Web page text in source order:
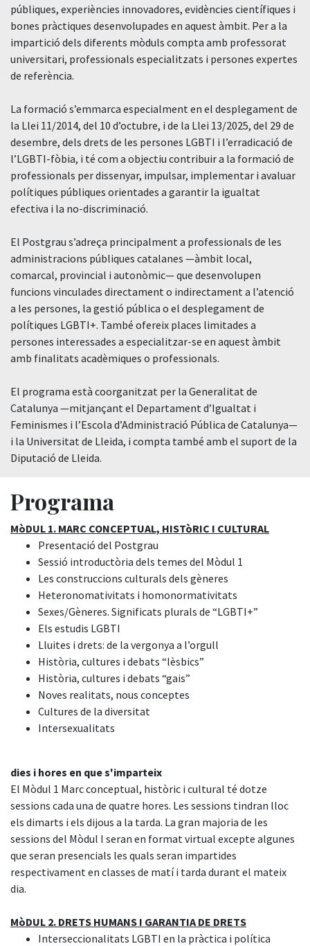
públiques, experiències innovadores, evidències científiques i
bones pràctiques desenvolupades en aquest àmbit. Per a la
impartició dels diferents mòduls compta amb professorat
universitari, professionals especialitzats i persones expertes
de referència.
La formació s’emmarca especialment en el desplegament de
la Llei 11/2014, del 10 d’octubre, i de la Llei 13/2025, del 29 de
desembre, dels drets de les persones LGBTI i l’erradicació de
l’LGBTI-fòbia, i té com a objectiu contribuir a la formació de
professionals per dissenyar, impulsar, implementar i avaluar
polítiques públiques orientades a garantir la igualtat
efectiva i la no-discriminació.
El Postgrau s’adreça principalment a professionals de les
administracions públiques catalanes —àmbit local,
comarcal, provincial i autonòmic— que desenvolupen
funcions vinculades directament o indirectament a l’atenció
a les persones, la gestió pública o el desplegament de
polítiques LGBTI+. També ofereix places limitades a
persones interessades a especialitzar-se en aquest àmbit
amb finalitats acadèmiques o professionals.
El programa està coorganitzat per la Generalitat de
Catalunya —mitjançant el Departament d’Igualtat i
Feminismes i l’Escola d’Administració Pública de Catalunya—
i la Universitat de Lleida, i compta també amb el suport de la
Diputació de Lleida.
Programa
MòDUL 1. MARC CONCEPTUAL, HISTòRIC I CULTURAL
Presentació del Postgrau
Sessió introductòria dels temes del Mòdul 1
Les construccions culturals dels gèneres
Heteronomativitats i homonormativitats
Sexes/Gèneres. Significats plurals de “LGBTI+”
Els estudis LGBTI
Lluites i drets: de la vergonya a l’orgull
Història, cultures i debats “lèsbics”
Història, cultures i debats “gais”
Noves realitats, nous conceptes
Cultures de la diversitat
Intersexualitats
dies i hores en que s'imparteix
El Mòdul 1 Marc conceptual, històric i cultural té dotze
sessions cada una de quatre hores. Les sessions tindran lloc
els dimarts i els dijous a la tarda. La gran majoria de les
sessions del Mòdul I seran en format virtual excepte algunes
que seran presencials les quals seran impartides
respectivament en classes de matí i tarda durant el mateix
dia.
MòDUL 2. DRETS HUMANS I GARANTIA DE DRETS
Interseccionalitats LGBTI en la pràctica i política